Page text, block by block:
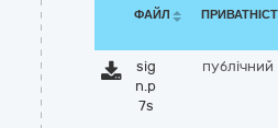
ФАЙЛ
sig
n.p
7s
публічний